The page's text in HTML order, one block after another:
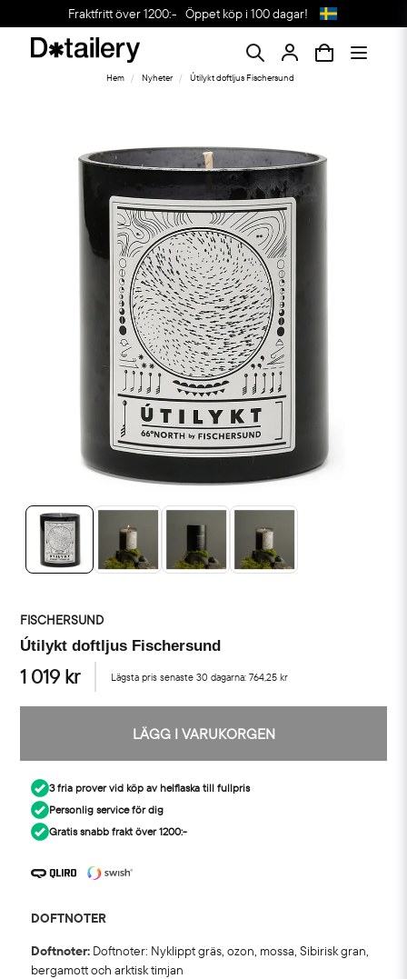
Fraktfritt över 1200:- Öppet köp i 100 dagar!
Hem Nyheter Útilykt doftljus Fischersund
FISCHERSUND
Útilykt doftljus Fischersund
1 019 kr Lägsta pris senaste 30 dagarna:764,25 kr
LÄGG I VARUKORGEN
3 fria prover vid köp av helflaska till fullpris
Personlig service för dig
Gratis snabb frakt över 1200:-
DOFTNOTER
Doftnoter: Doftnoter: Nyklippt gräs, ozon, mossa, Sibirisk gran,
bergamott och arktisk timjan